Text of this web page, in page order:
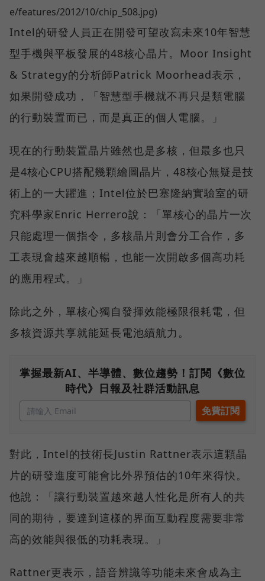
e/features/2012/10/chip_508.jpg)
Intel的研發人員正在開發可望改寫未來10年智慧
型手機與平板發展的48核心晶片。Moor Insight
& Strategy的分析師Patrick Moorhead表示，
如果開發成功，「智慧型手機就不再只是類電腦
的行動裝置而已，而是真正的個人電腦。」
現在的行動裝置晶片雖然也是多核，但最多也只
是4核心CPU搭配幾顆繪圖晶片，48核心無疑是技
術上的一大躍進；Intel位於巴塞隆納實驗室的研
究科學家Enric Herrero說：「單核心的晶片一次
只能處理一個指令，多核晶片則會分工合作，多
工表現會越來越順暢，也能一次開啟多個高功耗
的應用程式。」
除此之外，單核心獨自發揮效能極限很耗電，但
多核資源共享就能延長電池續航力。
掌握最新AI、半導體、數位趨勢！訂閱《數位
時代》日報及社群活動訊息
對此，Intel的技術長Justin Rattner表示這顆晶
片的研發進度可能會比外界預估的10年來得快。
他說：「讓行動裝置越來越人性化是所有人的共
同的期待，要達到這樣的界面互動程度需要非常
高的效能與很低的功耗表現。」
Rattner更表示，語音辨識等功能未來會成為主